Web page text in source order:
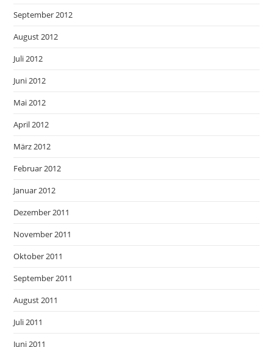
September 2012
August 2012
Juli 2012
Juni 2012
Mai 2012
April 2012
März 2012
Februar 2012
Januar 2012
Dezember 2011
November 2011
Oktober 2011
September 2011
August 2011
Juli 2011
Juni 2011